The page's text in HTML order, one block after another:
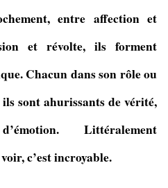
entre affection et
et révolte, ils forment
Chacun dans son rôle ou
sont ahurissants de vérité,
Littéralement
c’est incroyable.